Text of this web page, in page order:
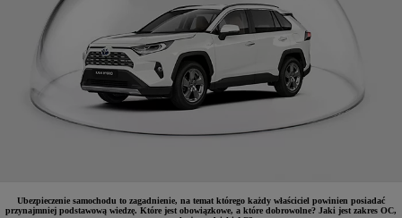
Ubezpieczenie samochodu to zagadnienie, na temat którego każdy właściciel powinien posiadać
przynajmniej podstawową wiedzę. Które jest obowiązkowe, a które dobrowolne? Jaki jest zakres OC,